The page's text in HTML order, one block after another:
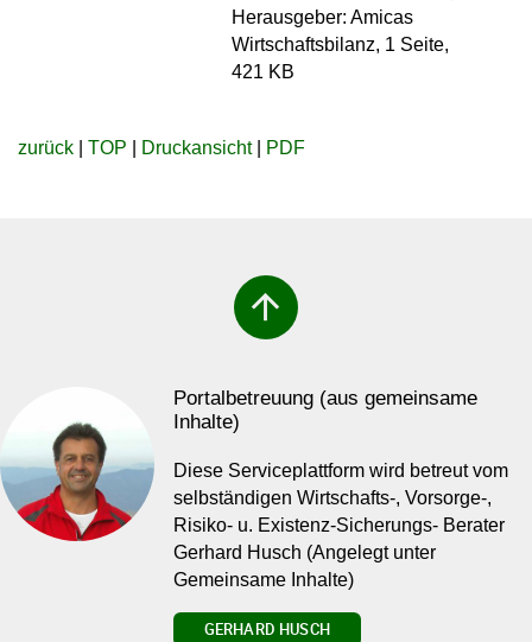
Herausgeber: Amicas
Wirtschaftsbilanz, 1 Seite,
421 KB
zurück TOP Druckansicht| PDF
arrow_upward
Portalbetreuung (aus gemeinsame
Inhalte)
Diese Serviceplattform wird betreut vom
selbständigen Wirtschafts-, Vorsorge-,
Risiko- u. Existenz-Sicherungs- Berater
Gerhard Husch (Angelegt unter
Gemeinsame Inhalte)
GERHARD HUSCH